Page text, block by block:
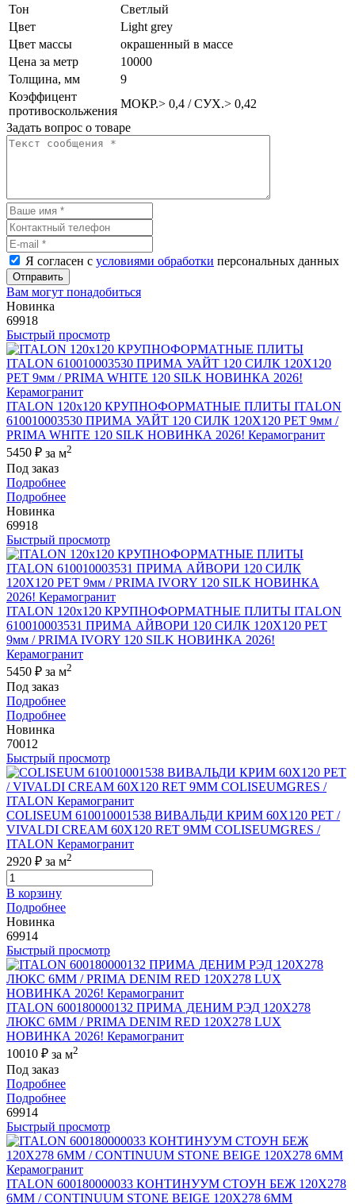
Тон
Светлый
Цвет
Light grey
Цвет массы
окрашенный в массе
Цена за метр
10000
Толщина, мм
9
Коэффицент
противоскольжения
МОКР.> 0,4 / СУХ.> 0,42
Задать вопрос о товаре
Я согласен с условиями обработки персональных данных
Отправить
Вам могут понадобиться
Новинка
69918
Быстрый просмотр
ITALON 120x120 КРУПНОФОРМАТНЫЕ ПЛИТЫ ITALON
610010003530 ПРИМА УАЙТ 120 СИЛК 120Х120 РЕТ 9мм /
PRIMA WHITE 120 SILK НОВИНКА 2026! Керамогранит
5450 ₽ за м2
Под заказ
Подробнее
Подробнее
Новинка
69918
Быстрый просмотр
ITALON 120x120 КРУПНОФОРМАТНЫЕ ПЛИТЫ ITALON
610010003531 ПРИМА АЙВОРИ 120 СИЛК 120Х120 РЕТ
9мм / PRIMA IVORY 120 SILK НОВИНКА 2026!
Керамогранит
5450 ₽ за м2
Под заказ
Подробнее
Подробнее
Новинка
70012
Быстрый просмотр
COLISEUM 610010001538 ВИВАЛЬДИ КРИМ 60X120 РЕТ /
VIVALDI CREAM 60X120 RET 9MM COLISEUMGRES /
ITALON Керамогранит
2920 ₽ за м2
В корзину
Подробнее
Новинка
69914
Быстрый просмотр
ITALON 600180000132 ПРИМА ДЕНИМ РЭД 120X278
ЛЮКС 6ММ / PRIMA DENIM RED 120X278 LUX
НОВИНКА 2026! Керамогранит
10010 ₽ за м2
Под заказ
Подробнее
Подробнее
69914
Быстрый просмотр
ITALON 600180000033 КОНТИНУУМ СТОУН БЕЖ 120X278
6ММ / CONTINUUM STONE BEIGE 120X278 6MM